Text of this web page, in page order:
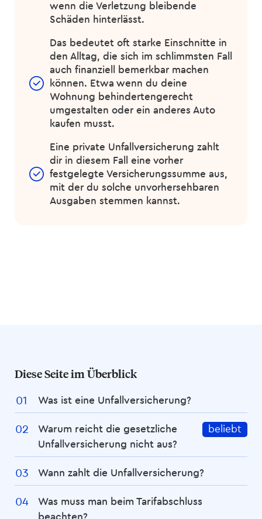
wenn die Verletzung bleibende
Schäden hinterlässt.
Das bedeutet oft starke Einschnitte in
den Alltag, die sich im schlimmsten Fall
auch finanziell bemerkbar machen
können. Etwa wenn du deine
Wohnung behindertengerecht
umgestalten oder ein anderes Auto
kaufen musst.
Eine private Unfall­versicherung zahlt
dir in diesem Fall eine vorher
festgelegte Versicherungssumme aus,
mit der du solche unvorhersehbaren
Ausgaben stemmen kannst.
Diese Seite im Überblick
Was ist eine Unfall­­versicherung?
beliebt
Warum reicht die gesetzliche
Unfall­­versicherung nicht aus?
Wann zahlt die Unfall­­versicherung?
Was muss man beim Tarifabschluss
beachten?